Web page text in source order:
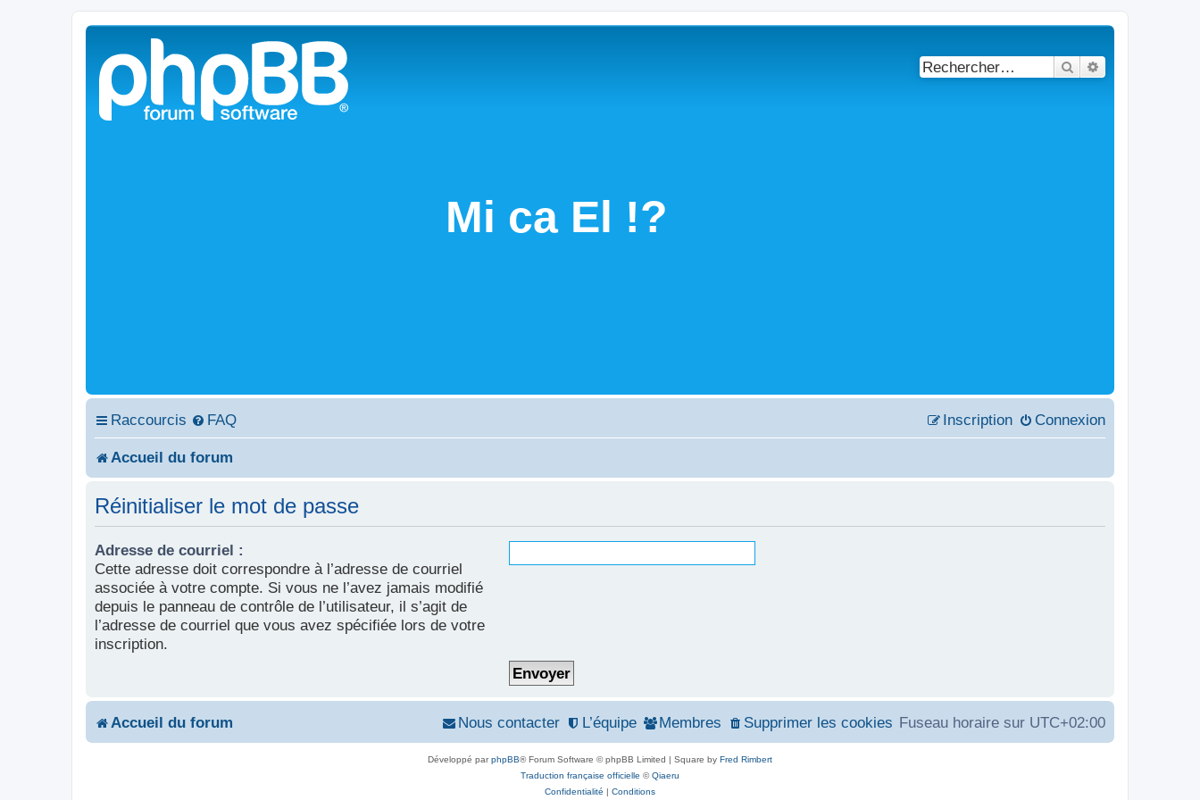
Mi ca El !?
Rechercher
Raccourcis FAQ Connexion
Inscription
Accueil du forum
Réinitialiser le mot de passe
Adresse de courriel :
Cette adresse doit correspondre à l’adresse de courriel
associée à votre compte. Si vous ne l’avez jamais modifié
depuis le panneau de contrôle de l’utilisateur, il s’agit de
l’adresse de courriel que vous avez spécifiée lors de votre
inscription.
Accueil du forum Fuseau horaire sur UTC+02:00
Supprimer les cookies
Membres
L’équipe
Nous contacter
Développé parphpBB® Forum Software © phpBB Limited | Square by Fred Rimbert
Traduction française officielle ©Qiaeru
Confidentialité | Conditions